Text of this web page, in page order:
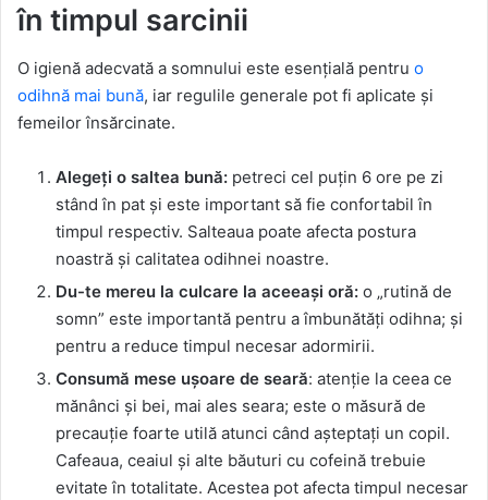
în timpul sarcinii
O igienă adecvată a somnului este esențială pentru o
odihnă mai bună, iar regulile generale pot fi aplicate și
femeilor însărcinate.
Alegeți o saltea bună: petreci cel puțin 6 ore pe zi
stând în pat și este important să fie confortabil în
timpul respectiv. Salteaua poate afecta postura
noastră și calitatea odihnei noastre.
Du-te mereu la culcare la aceeași oră: o „rutină de
somn” este importantă pentru a îmbunătăți odihna; și
pentru a reduce timpul necesar adormirii.
Consumă mese ușoare de seară: atenție la ceea ce
mănânci și bei, mai ales seara; este o măsură de
precauție foarte utilă atunci când așteptați un copil.
Cafeaua, ceaiul și alte băuturi cu cofeină trebuie
evitate în totalitate. Acestea pot afecta timpul necesar